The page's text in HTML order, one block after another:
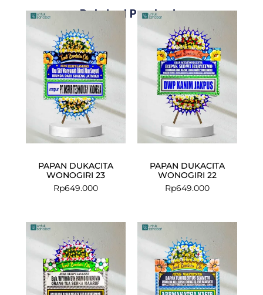
Related Products
PAPAN DUKACITA
WONOGIRI 23
Rp649.000
PAPAN DUKACITA
WONOGIRI 22
Rp649.000